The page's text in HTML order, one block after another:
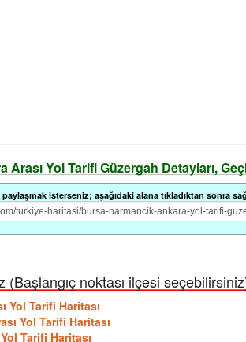
Arası Yol Tarifi Güzergah Detayları,
paylaşmak isterseniz; aşağıdaki alana tıkladıktan sonra
noktası ilçesi
Yol Tarifi Haritası
Yol Tarifi Haritası
Tarifi Haritası